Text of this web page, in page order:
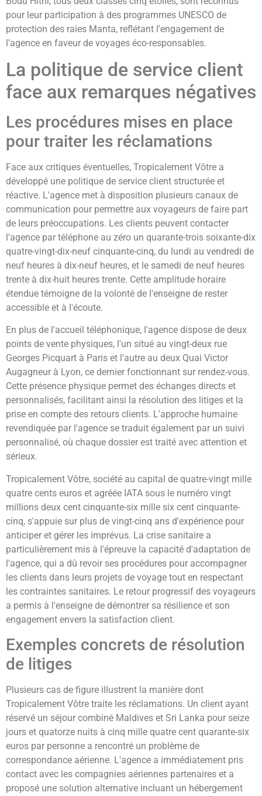
pour leur participation à des programmes UNESCO de
protection des raies Manta, reflétant l'engagement de
l'agence en faveur de voyages éco-responsables.
La politique de service client
face aux remarques négatives
Les procédures mises en place
pour traiter les réclamations
Face aux critiques éventuelles, Tropicalement Vôtre a
développé une politique de service client structurée et
réactive. L'agence met à disposition plusieurs canaux de
communication pour permettre aux voyageurs de faire part
de leurs préoccupations. Les clients peuvent contacter
l'agence par téléphone au zéro un quarante-trois soixante-dix
quatre-vingt-dix-neuf cinquante-cinq, du lundi au vendredi de
neuf heures à dix-neuf heures, et le samedi de neuf heures
trente à dix-huit heures trente. Cette amplitude horaire
étendue témoigne de la volonté de l'enseigne de rester
accessible et à l'écoute.
En plus de l'accueil téléphonique, l'agence dispose de deux
points de vente physiques, l'un situé au vingt-deux rue
Georges Picquart à Paris et l'autre au deux Quai Victor
Augagneur à Lyon, ce dernier fonctionnant sur rendez-vous.
Cette présence physique permet des échanges directs et
personnalisés, facilitant ainsi la résolution des litiges et la
prise en compte des retours clients. L'approche humaine
revendiquée par l'agence se traduit également par un suivi
personnalisé, où chaque dossier est traité avec attention et
sérieux.
Tropicalement Vôtre, société au capital de quatre-vingt mille
quatre cents euros et agréée IATA sous le numéro vingt
millions deux cent cinquante-six mille six cent cinquante-
cinq, s'appuie sur plus de vingt-cinq ans d'expérience pour
anticiper et gérer les imprévus. La crise sanitaire a
particulièrement mis à l'épreuve la capacité d'adaptation de
l'agence, qui a dû revoir ses procédures pour accompagner
les clients dans leurs projets de voyage tout en respectant
les contraintes sanitaires. Le retour progressif des voyageurs
a permis à l'enseigne de démontrer sa résilience et son
engagement envers la satisfaction client.
Exemples concrets de résolution
de litiges
Plusieurs cas de figure illustrent la manière dont
Tropicalement Vôtre traite les réclamations. Un client ayant
réservé un séjour combiné Maldives et Sri Lanka pour seize
jours et quatorze nuits à cinq mille quatre cent quarante-six
euros par personne a rencontré un problème de
correspondance aérienne. L'agence a immédiatement pris
contact avec les compagnies aériennes partenaires et a
proposé une solution alternative incluant un hébergement